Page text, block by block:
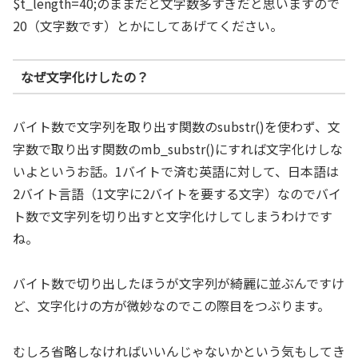
20（文字数です）とかにしてあげてください。
なぜ文字化けしたの？
バイト数で文字列を取り出す関数のsubstr()を使わず、文
字数で取り出す関数のmb_substr()にすれば文字化けしな
いよというお話。1バイトで済む英語に対して、日本語は
2バイト言語（1文字に2バイトを要する文字）なのでバイ
ト数で文字列を切り出すと文字化けしてしまうわけです
ね。
バイト数で切り出したほうが文字列が綺麗に並ぶんですけ
ど、文字化けの方が微妙なのでこの際目をつぶります。
むしろ省略しなければいいんじゃないかという気もしてき